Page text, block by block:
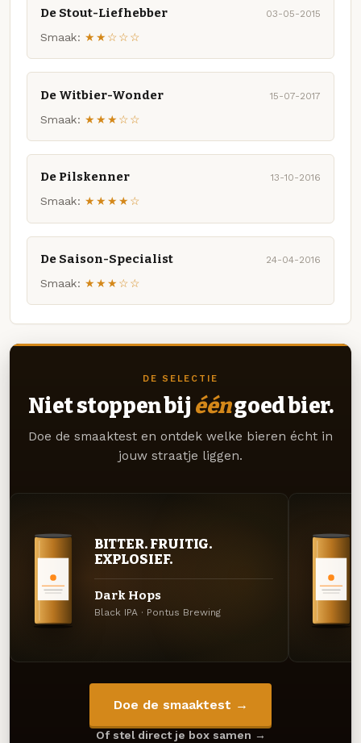
De Stout-Liefhebber 03-05-2015
Smaak: ★★☆☆☆
De Witbier-Wonder 15-07-2017
Smaak: ★★★☆☆
De Pilskenner 13-10-2016
Smaak: ★★★★☆
De Saison-Specialist 24-04-2016
Smaak: ★★★☆☆
DE SELECTIE
Niet stoppen bij ééngoed bier.
Doe de smaaktest en ontdek welke bieren écht in
jouw straatje liggen.
BITTER. FRUITIG.
EXPLOSIEF.
Dark Hops
Black IPA · Pontus Brewing
Doe de smaaktest →
Of stel direct je box samen →